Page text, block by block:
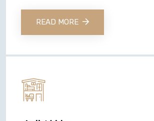
READ MORE